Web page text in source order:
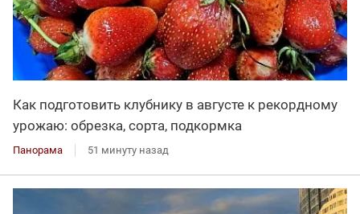
Как подготовить клубнику в августе к рекордному
урожаю: обрезка, сорта, подкормка
Панорама 51 минуту назад